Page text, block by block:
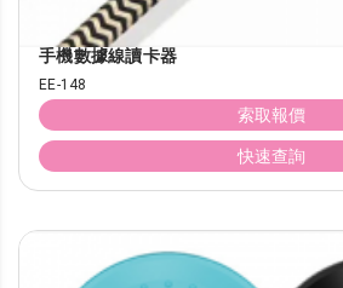
手機數據線讀卡器
EE-148
索取報價
快速查詢